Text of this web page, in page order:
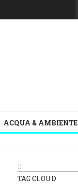
ACQUA & AMBIENTE
::
TAG CLOUD